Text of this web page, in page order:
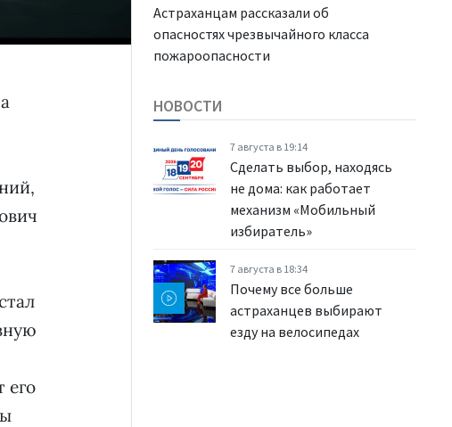
Астраханцам рассказали об
опасностях чрезвычайного класса
пожароопасности
его
НОВОСТИ
7 августа в 19:14
Сделать выбор, находясь
не дома: как работает
механизм «Мобильный
избиратель»
7 августа в 18:34
Почему все больше
астраханцев выбирают
езду на велосипедах